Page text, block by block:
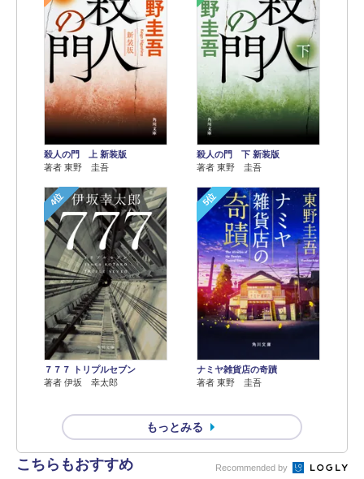
殺人の門 上 新装版
著者 東野 圭吾
殺人の門 下 新装版
著者 東野 圭吾
4位
７７７ トリプルセブン
著者 伊坂 幸太郎
5位
ナミヤ雑貨店の奇蹟
著者 東野 圭吾
もっとみる
こちらもおすすめ Recommended by